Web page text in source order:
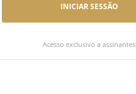
INICIAR SESSÃO
Acesso exclusivo a assinantes